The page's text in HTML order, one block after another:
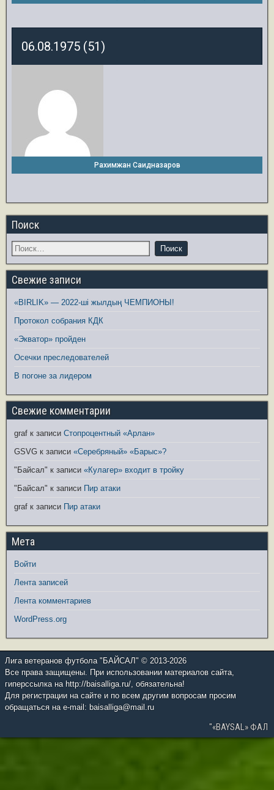
06.08.1975 (51)
Рахимжан Саидназаров
Поиск
Свежие записи
«BIRLIK» — 2022-ші жылдың ЧЕМПИОНЫ!
Протокол собрания КДК
«Экватор» пройден
Осечки преследователей
В погоне за лидером
Свежие комментарии
graf к записи Стопроцентный «Арлан»
GSVG к записи «Серебряный» «Барыс»?
"Байсал" к записи «Кулагер» входит в тройку
"Байсал" к записи Пир атаки
graf к записи Пир атаки
Мета
Войти
Лента записей
Лента комментариев
WordPress.org
Лига ветеранов футбола "БАЙСАЛ" © 2013-2026
Все права защищены. При использовании материалов сайта,
гиперссылка на http://baisalliga.ru/, обязательна!
Для регистрации на сайте и по всем другим вопросам просим
обращаться на e-mail: baisalliga@mail.ru
"«BAYSAL» ФАЛ